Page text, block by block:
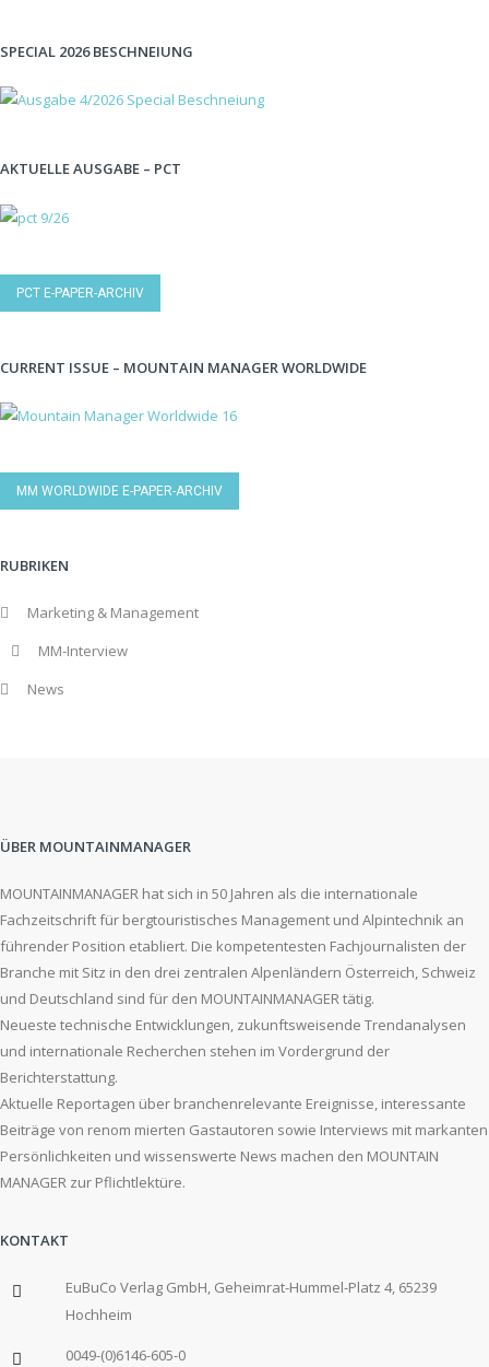
SPECIAL 2026 BESCHNEIUNG
AKTUELLE AUSGABE – PCT
PCT E-PAPER-ARCHIV
CURRENT ISSUE – MOUNTAIN MANAGER WORLDWIDE
MM WORLDWIDE E-PAPER-ARCHIV
RUBRIKEN
Marketing & Management
MM-Interview
News
ÜBER MOUNTAINMANAGER
MOUNTAINMANAGER hat sich in 50 Jahren als die internationale
Fachzeitschrift für bergtouristisches Management und Alpintechnik an
führender Position etabliert. Die kompetentesten Fachjournalisten der
Branche mit Sitz in den drei zentralen Alpenländern Österreich, Schweiz
und Deutschland sind für den MOUNTAINMANAGER tätig.
Neueste technische Entwicklungen, zukunftsweisende Trendanalysen
und internationale Recherchen stehen im Vordergrund der
Berichterstattung.
Aktuelle Reportagen über branchenrelevante Ereignisse, interessante
Beiträge von renom mierten Gastautoren sowie Interviews mit markanten
Persönlichkeiten und wissenswerte News machen den MOUNTAIN
MANAGER zur Pflichtlektüre.
KONTAKT
EuBuCo Verlag GmbH, Geheimrat-Hummel-Platz 4, 65239
Hochheim
0049-(0)6146-605-0